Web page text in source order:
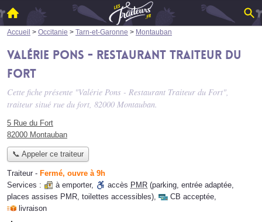
Accueil > Occitanie > Tarn-et-Garonne > Montauban
Valérie Pons - Restaurant Traiteur du
Fort
Cette fiche présente "Valérie Pons - Restaurant Traiteur du Fort",
traiteur situé rue du fort, 82000 Montauban.
5 Rue du Fort
82000 Montauban
📞 Appeler ce traiteur
Traiteur - Fermé, ouvre à 9h
Services :
à emporter, accès PMR (parking, entrée adaptée,
places assises PMR, toilettes accessibles), CB acceptée,
livraison